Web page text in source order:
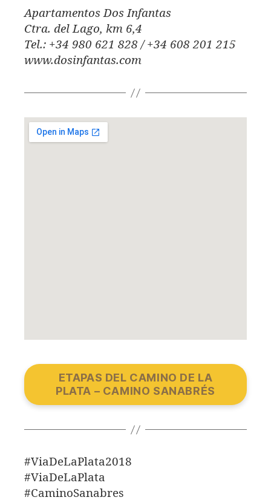
Apartamentos Dos Infantas
Ctra. del Lago, km 6,4
Tel.: +34 980 621 828 / +34 608 201 215
www.dosinfantas.com
ETAPAS DEL CAMINO DE LA
PLATA – CAMINO SANABRÉS
#ViaDeLaPlata2018
#ViaDeLaPlata
#CaminoSanabres